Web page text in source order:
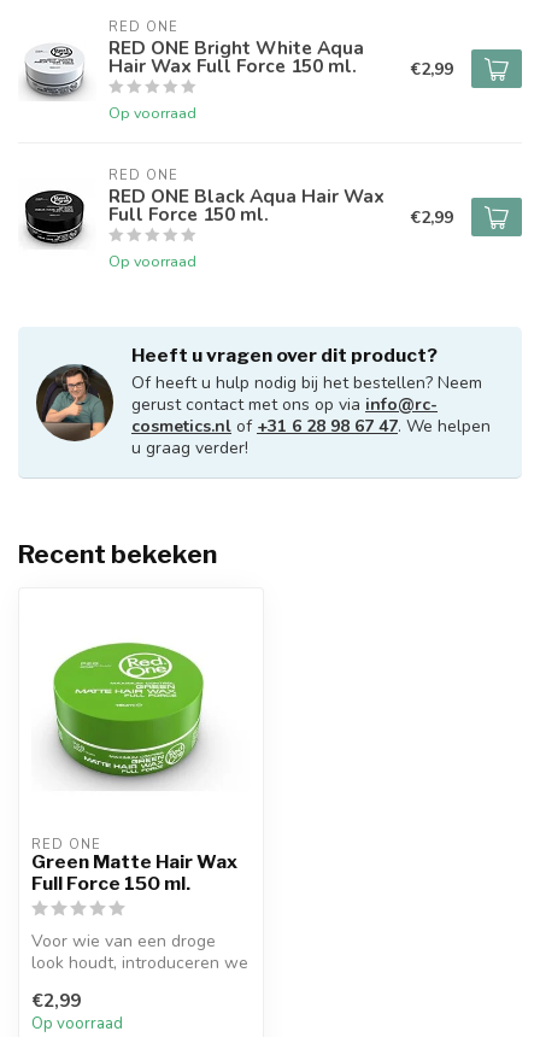
RED ONE
RED ONE Bright White Aqua
Hair Wax Full Force 150 ml.
Op voorraad
€2,99
RED ONE
RED ONE Black Aqua Hair Wax
Full Force 150 ml.
Op voorraad
€2,99
Heeft u vragen over dit product?
Of heeft u hulp nodig bij het bestellen? Neem
gerust contact met ons op via info@rc-
cosmetics.nl of +31 6 28 98 67 47. We helpen
u graag verder!
Recent bekeken
RED ONE
Green Matte Hair Wax
Full Force 150 ml.
Voor wie van een droge
look houdt, introduceren we
RedOne....
€2,99
Op voorraad